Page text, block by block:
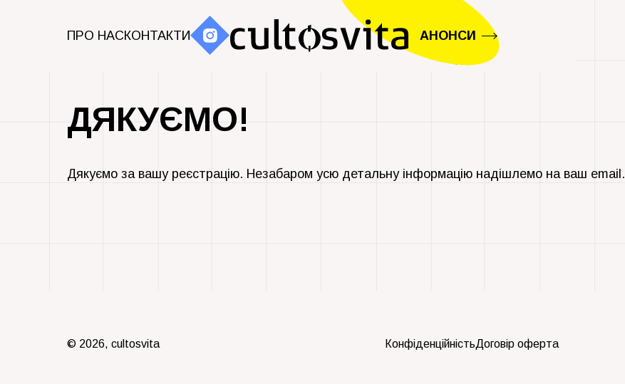
ПРО НАСКОНТАКТИ АНОНСИ
ДЯКУЄМО!
Дякуємо за вашу реєстрацію. Незабаром усю детальну інформацію надішлемо на ваш email.
© 2026, cultosvita КонфіденційністьДоговір оферта